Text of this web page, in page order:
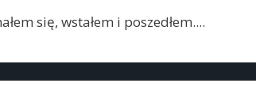
się, wstałem i poszedłem....